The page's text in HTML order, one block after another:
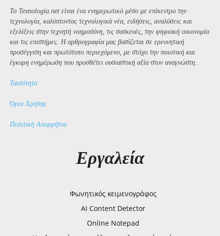
Το Texnologia.net είναι ένα ενημερωτικό μέσο με επίκεντρο την
τεχνολογία, καλύπτοντας τεχνολογικά νέα, ειδήσεις, αναλύσεις και
εξελίξεις στην τεχνητή νοημοσύνη, τις συσκευές, την ψηφιακή οικονομία
και τις επιστήμες. Η αρθρογραφία μας βασίζεται σε ερευνητική
προσέγγιση και πρωτότυπο περιεχόμενο, με στόχο την ποιοτική και
έγκυρη ενημέρωση που προσθέτει ουσιαστική αξία στον αναγνώστη..
Ταυτότητα
Όροι Χρήσης
Πολιτική Απορρήτου
Εργαλεία
Φωνητικός κειμενογράφος
AI Content Detector
Online Notepad